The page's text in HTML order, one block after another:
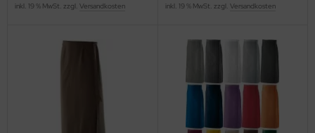
inkl. 19 % MwSt. zzgl. Versandkosten
inkl. 19 % MwSt. zzgl. Versandkosten